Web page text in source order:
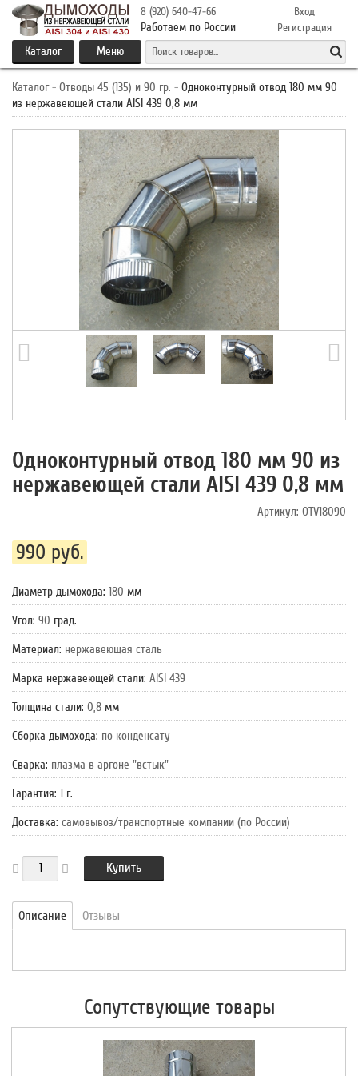
8 (920) 640-47-66
Работаем по России
Вход
Регистрация
Каталог Меню
Каталог - Отводы 45 (135) и 90 гр. - Одноконтурный отвод 180 мм 90
из нержавеющей стали AISI 439 0,8 мм
Одноконтурный отвод 180 мм 90 из
нержавеющей стали AISI 439 0,8 мм
Артикул: OTV18090
990 руб.
Диаметр дымохода: 180 мм
Угол: 90 град.
Материал: нержавеющая сталь
Марка нержавеющей стали: AISI 439
Толщина стали: 0,8 мм
Сборка дымохода: по конденсату
Сварка: плазма в аргоне "встык"
Гарантия: 1 г.
Доставка: самовывоз/транспортные компании (по России)
Купить
Описание Отзывы
Сопутствующие товары